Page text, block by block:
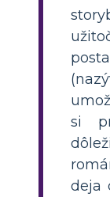
si
deja